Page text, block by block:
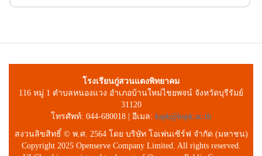
โรงเรียนกู่สวนแตงพิทยาคม
116 หมู่ 1 ตำบลหนองแวง อำเภอบ้านใหม่ไชยพจน์ จังหวัดบุรีรัมย์
31120
โทรศัพท์: 044-680018 | อีเมล: kspk@kspk.ac.th
สงวนลิขสิทธิ์ © พ.ศ. 2564 โดย บริษัท โอเพ่นเซิร์ฟ จำกัด (มหาชน)
Copyright 2025 Openserve Company Limited. All rights reserved.